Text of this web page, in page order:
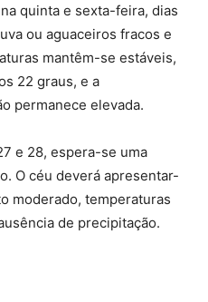
quinta e sexta-feira, dias
ou aguaceiros fracos e
mantêm-se estáveis,
22 graus, e a
permanece elevada.
e 28, espera-se uma
O céu deverá apresentar-
moderado, temperaturas
de precipitação.